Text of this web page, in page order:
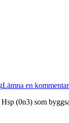
Lämna en kommentar
(0n3) som